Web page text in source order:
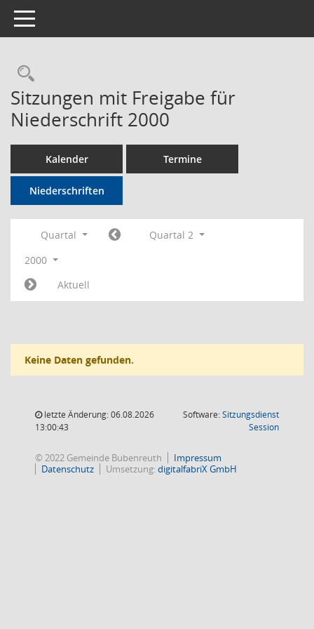
Toggle navigation
Rechercheauswahl
Sitzungen mit Freigabe für
Niederschrift 2000
Kalender Termine
Niederschriften
Quartal
Quartal 2
2000
Aktuell
Keine Daten gefunden.
letzte Änderung: 06.08.2026
13:00:43
Software:Sitzungsdienst
Session(Wird in
© 2022 Gemeinde Bubenreuth
Impressum
Datenschutz
Umsetzung:digitalfabriX GmbH